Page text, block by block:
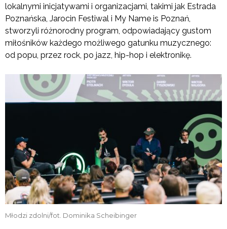
lokalnymi inicjatywami i organizacjami, takimi jak Estrada
Poznańska, Jarocin Festiwal i My Name is Poznań,
stworzyli różnorodny program, odpowiadający gustom
miłośników każdego możliwego gatunku muzycznego:
od popu, przez rock, po jazz, hip-hop i elektronikę.
Młodzi zdolni/fot. Dominika Scheibinger